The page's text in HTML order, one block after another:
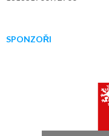
SPONZOŘI